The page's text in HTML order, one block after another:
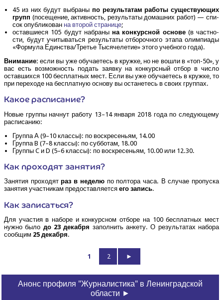
45 из них будут выбра­ны по резуль­та­там рабо­ты суще­ству­ю­щих
групп (посе­ще­ние, актив­ность, резуль­та­ты домаш­них работ) — спи­
сок опуб­ли­ко­ван на вто­рой стра­ни­це;
остав­ши­е­ся 105 будут набра­нына кон­курс­ной осно­ве(в част­но­
сти, будут учи­ты­вать­ся резуль­та­ты отбо­роч­но­го эта­па олим­пи­а­ды
«Фор­му­ла Единства/​Третье Тыся­че­ле­тие» это­го учеб­но­го года).
Вни­ма­ние: если вы уже обу­ча­е­тесь в круж­ке, но не вошли в «топ-50», у
вас есть воз­мож­ность подать заяв­ку на кон­курс­ный отбор в чис­ло
остав­ших­ся 100 бес­плат­ных мест. Если вы уже обу­ча­е­тесь в круж­ке, то
при пере­хо­де на бес­плат­ную осно­ву вы оста­не­тесь в сво­их группах.
Какое рас­пи­са­ние?
Новые груп­пы нач­нут рабо­ту 13–14 янва­ря 2018 года по сле­ду­ю­ще­му
расписанию:
Груп­па А (9–10 клас­сы): по вос­кре­се­ньям, 14.00
Груп­па B (7–8 клас­сы): по суб­бо­там, 18.00
Груп­пы C и D (5–6 клас­сы): по вос­кре­се­ньям, 10.00 или 12.30.
Как про­хо­дят занятия?
Заня­тия про­хо­дятраз в неде­лю по пол­то­ра часа. В слу­чае про­пус­ка
заня­тия участ­ни­кам предо­став­ля­ет­ся его запись.
Как запи­сать­ся?
Для уча­стия в набо­ре и кон­курс­ном отбо­ре на 100 бес­плат­ных мест
нуж­но было до 23 декаб­ря запол­нить анке­ту. О резуль­та­тах набо­ра
сооб­щим 25 декаб­ря.
1 2 ►
Анонс профиля "Журналистика" в Ленинградской
области ►